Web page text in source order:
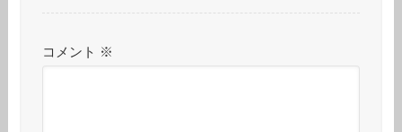
コメント ※